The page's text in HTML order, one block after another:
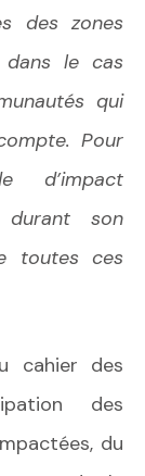
des zones
dans le cas
qui
Pour
d’impact
durant son
toutes ces
cahier des
des
du